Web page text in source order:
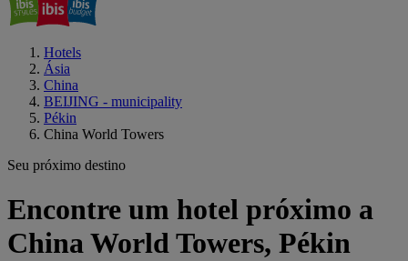
Hotels
Ásia
China
BEIJING - municipality
Pékin
China World Towers
Seu próximo destino
Encontre um hotel próximo a
China World Towers, Pékin